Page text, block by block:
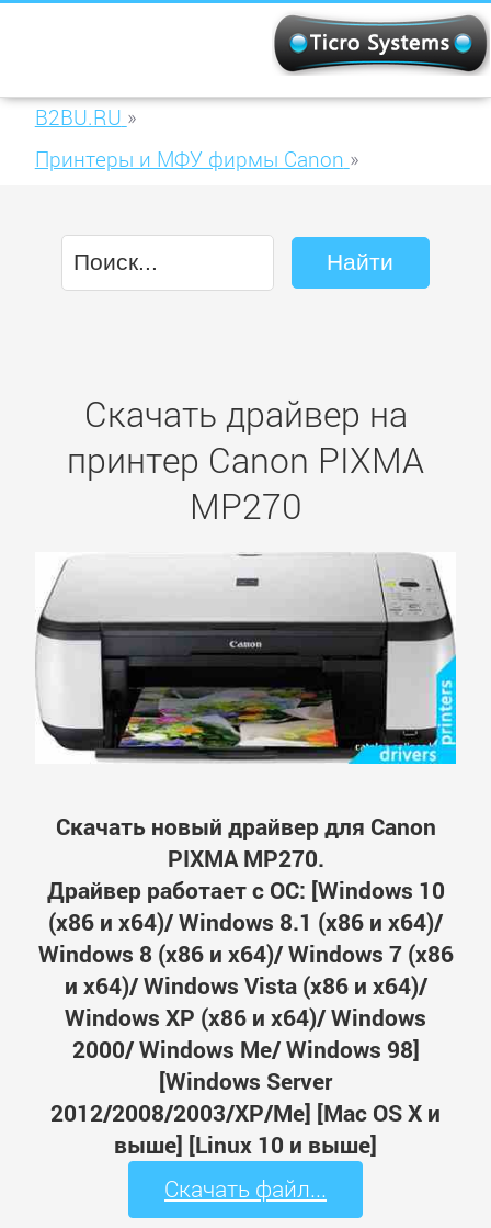
B2BU.RU »
Принтеры и МФУ фирмы Canon »
Скачать драйвер на
принтер Canon PIXMA
MP270
Скачать новый драйвер для Canon
PIXMA MP270.
Драйвер работает с ОС: [Windows 10
(x86 и x64)/ Windows 8.1 (x86 и x64)/
Windows 8 (x86 и x64)/ Windows 7 (x86
и x64)/ Windows Vista (x86 и x64)/
Windows XP (x86 и x64)/ Windows
2000/ Windows Me/ Windows 98]
[Windows Server
2012/2008/2003/XP/Me] [Mac OS X и
выше] [Linux 10 и выше]
Скачать файл...